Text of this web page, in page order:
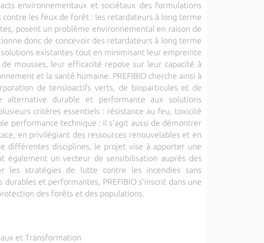
environnementaux et sociétaux des formulations
les feux de forêt : les retardateurs à long terme
posent un problème environnemental en raison de
donc de concevoir des retardateurs à long terme
existantes tout en minimisant leur empreinte
mousses, leur efficacité repose sur leur capacité à
et la santé humaine. PREFIBIO cherche ainsi à
de tensioactifs verts, de bioparticules et de
alternative durable et performante aux solutions
critères essentiels : résistance au feu, toxicité
performance technique : il s’agit aussi de démontrer
en privilégiant des ressources renouvelables et en
différentes disciplines, le projet vise à apporter une
un vecteur de sensibilisation auprès des
les stratégies de lutte contre les incendies sans
et performantes, PREFIBIO s’inscrit dans une
des forêts et des populations.
et Transformation